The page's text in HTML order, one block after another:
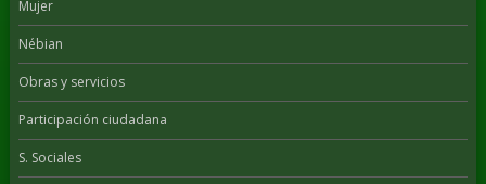
Mujer
Nébian
Obras y servicios
Participación ciudadana
S. Sociales